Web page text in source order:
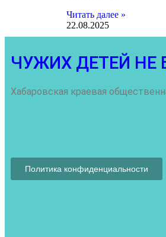
Читать далее »
22.08.2025
ЧУЖИХ ДЕТЕЙ НЕ
Хабаровская краевая
Политика конфиденциальности